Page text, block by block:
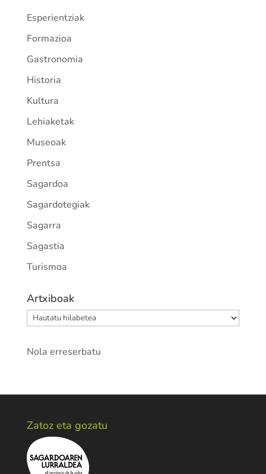
Esperientziak
Formazioa
Gastronomia
Historia
Kultura
Lehiaketak
Museoak
Prentsa
Sagardoa
Sagardotegiak
Sagarra
Sagastia
Turismoa
Artxiboak
Artxiboak
Nola erreserbatu
Zatoz eta gozatu